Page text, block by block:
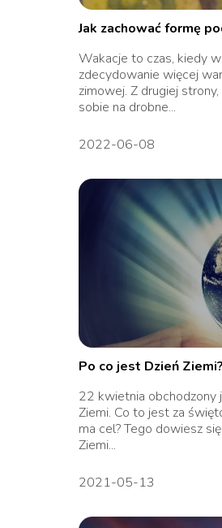
Jak zachować formę
Wakacje to czas, kiedy
zdecydowanie więcej
zimowej. Z drugiej
sobie na drobne...
2022-06-08
Po co jest Dzień Ziemi?
22 kwietnia obchodzony
Ziemi. Co to jest za
ma cel? Tego dowiesz
Ziemi...
2021-05-13